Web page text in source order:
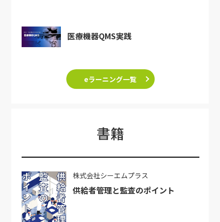
医療機器QMS実践
eラーニング一覧
書籍
株式会社シーエムプラス
供給者管理と監査のポイント